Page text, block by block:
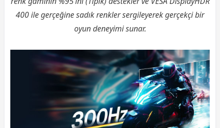
400 ile gerçeğine sadık renkler sergileyerek gerçekçi bir
oyun deneyimi sunar.